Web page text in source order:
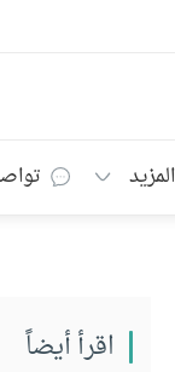
المزيد
اقرأ أيضاً